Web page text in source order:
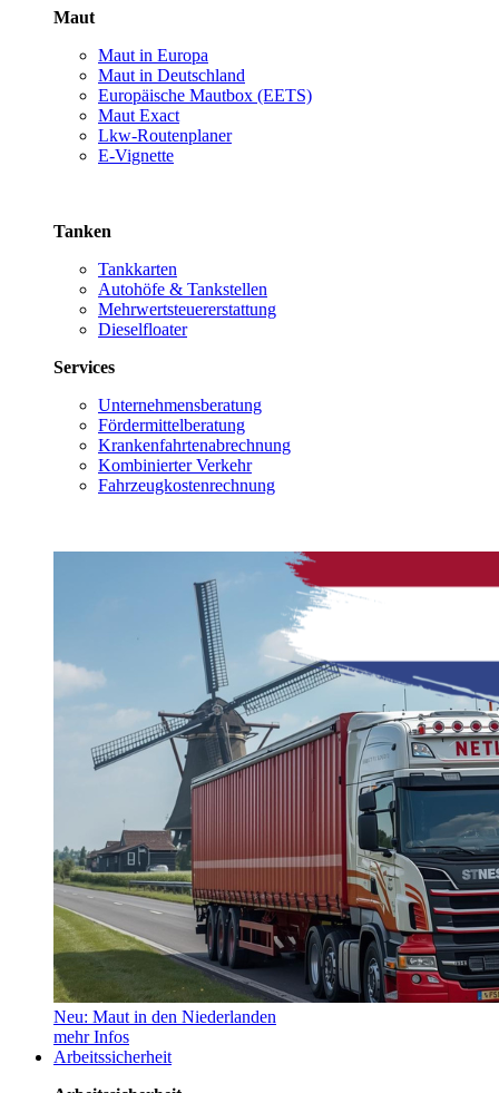
Maut
Maut in Europa
Maut in Deutschland
Europäische Mautbox (EETS)
Maut Exact
Lkw-Routenplaner
E-Vignette
Tanken
Tankkarten
Autohöfe & Tankstellen
Mehrwertsteuererstattung
Dieselfloater
Services
Unternehmensberatung
Fördermittelberatung
Krankenfahrtenabrechnung
Kombinierter Verkehr
Fahrzeugkostenrechnung
Neu: Maut in den Niederlanden
mehr Infos
Arbeitssicherheit